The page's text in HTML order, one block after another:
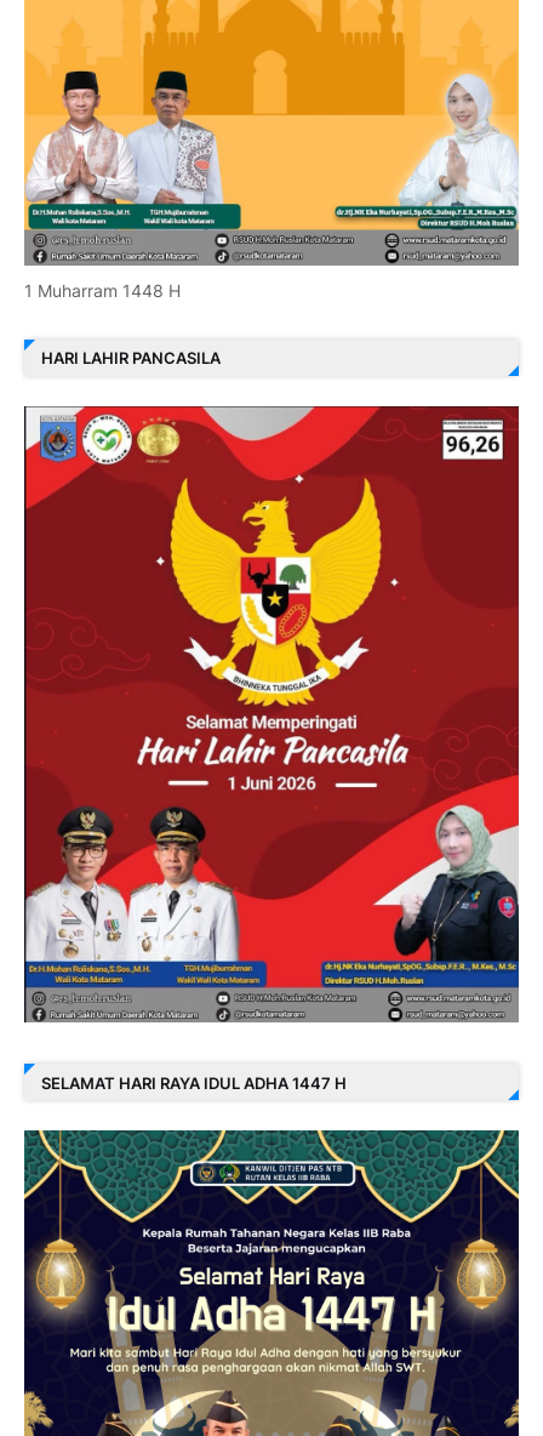
1 Muharram 1448 H
HARI LAHIR PANCASILA
SELAMAT HARI RAYA IDUL ADHA 1447 H